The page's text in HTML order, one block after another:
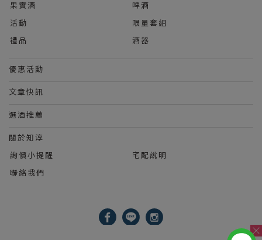
果實酒
啤酒
活動
限量套組
禮品
酒器
優惠活動
文章快訊
選酒推薦
關於知淳
詢價小提醒
宅配說明
聯絡我們